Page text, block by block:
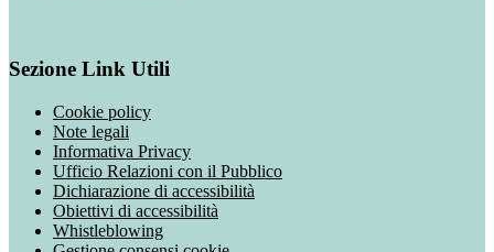
Sezione Link Utili
Cookie policy
Note legali
Informativa Privacy
Ufficio Relazioni con il Pubblico
Dichiarazione di accessibilità
Obiettivi di accessibilità
Whistleblowing